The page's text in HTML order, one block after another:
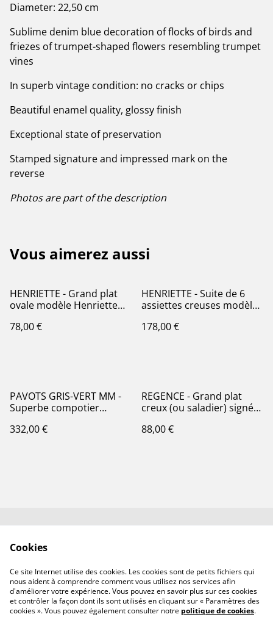
Diameter: 22,50 cm
Sublime denim blue decoration of flocks of birds and
friezes of trumpet-shaped flowers resembling trumpet
vines
In superb vintage condition: no cracks or chips
Beautiful enamel quality, glossy finish
Exceptional state of preservation
Stamped signature and impressed mark on the
reverse
Photos are part of the description
Vous aimerez aussi
HENRIETTE - Grand plat
ovale modèle Henriette
Boulenger) - Terre de Fer
78,00 €
HENRIETTE - Suite de 6
assiettes creuses modèle
le Roi (H. Boulenger) -
178,00 €
PAVOTS GRIS-VERT MM -
Superbe compotier
manufacture française de
332,00 €
REGENCE - Grand plat
creux (ou saladier) signé
- Terre de Fer
88,00 €
Contactez-nous✉️
Politique de
confidentialité
Politique de cookies
Cookies
Ce site Internet utilise des cookies. Les cookies sont de petits fichiers qui
nous aident à comprendre comment vous utilisez nos services afin
d'améliorer votre expérience. Vous pouvez en savoir plus sur ces cookies
et contrôler la façon dont ils sont utilisés en cliquant sur « Paramètres des
cookies ». Vous pouvez également consulter notre politique de cookies.